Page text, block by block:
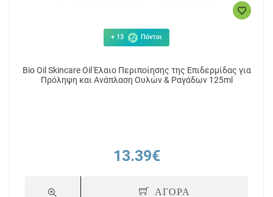
+ 13 Πόντοι
Bio Oil Skincare Oil Έλαιο Περιποίησης της Επιδερμίδας για
Πρόληψη και Ανάπλαση Ουλών & Ραγάδων 125ml
13.39€
ΑΓΟΡΑ